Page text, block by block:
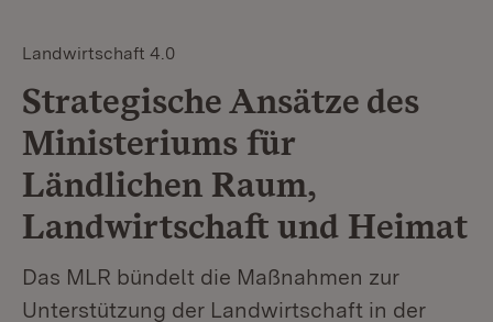
Landwirtschaft 4.0
Strategische Ansätze des
Ministeriums für
Ländlichen Raum,
Landwirtschaft und Heimat
Das MLR bündelt die Maßnahmen zur
Unterstützung der Landwirtschaft in der